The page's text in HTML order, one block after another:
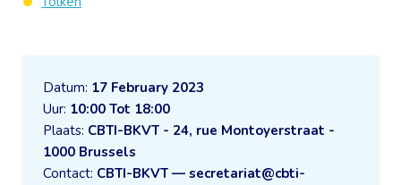
Datum: 17 February 2023
Uur: 10:00 Tot 18:00
Plaats: CBTI-BKVT - 24, rue Montoyerstraat -
1000 Brussels
Contact: CBTI-BKVT — secretariat@cbti-